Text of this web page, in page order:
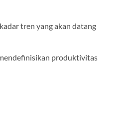
tren yang akan datang
produktivitas